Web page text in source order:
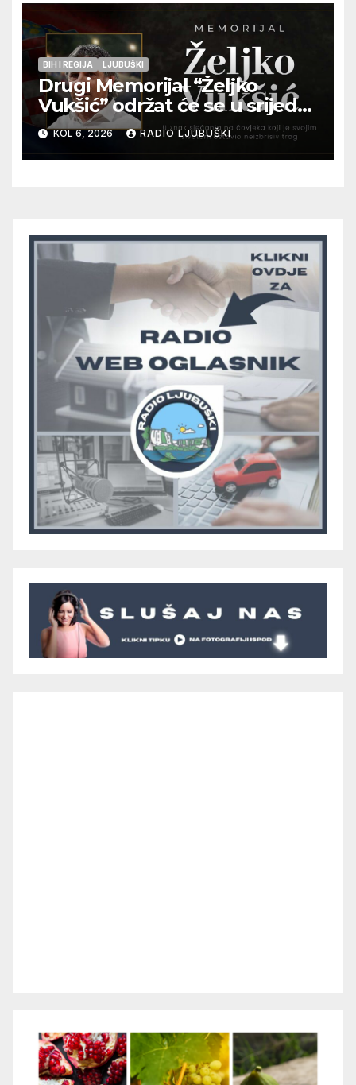
BIH I REGIJA LJUBUŠKI
Drugi Memorijal “Željko
Vukšić” održat će se u srijedu
12. kolovoza u Otoku
KOL 6, 2026 RADIO LJUBUŠKI